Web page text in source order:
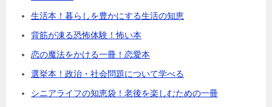
生活本！暮らしを豊かにする生活の知恵
背筋が凍る恐怖体験！怖い本
恋の魔法をかける一冊！恋愛本
選挙本！政治・社会問題について学べる
シニアライフの知恵袋！老後を楽しむための一冊